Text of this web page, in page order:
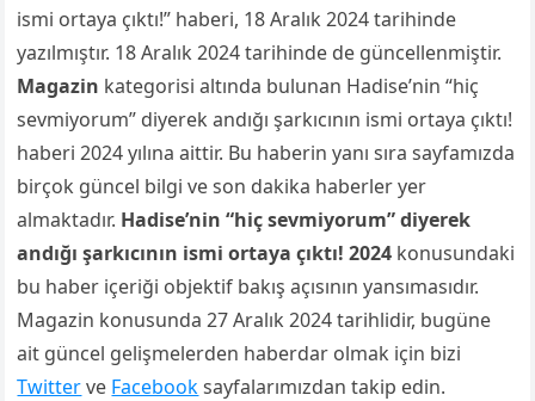
ismi ortaya çıktı!” haberi, 18 Aralık 2024 tarihinde
yazılmıştır. 18 Aralık 2024 tarihinde de güncellenmiştir.
Magazin kategorisi altında bulunan Hadise’nin “hiç
sevmiyorum” diyerek andığı şarkıcının ismi ortaya çıktı!
haberi 2024 yılına aittir. Bu haberin yanı sıra sayfamızda
birçok güncel bilgi ve son dakika haberler yer
almaktadır. Hadise’nin “hiç sevmiyorum” diyerek
andığı şarkıcının ismi ortaya çıktı! 2024 konusundaki
bu haber içeriği objektif bakış açısının yansımasıdır.
Magazin konusunda 27 Aralık 2024 tarihlidir, bugüne
ait güncel gelişmelerden haberdar olmak için bizi
Twitterve Facebooksayfalarımızdan takip edin.